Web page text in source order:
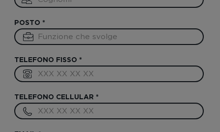
POSTO *
TELEFONO FISSO *
TELEFONO CELLULAR *